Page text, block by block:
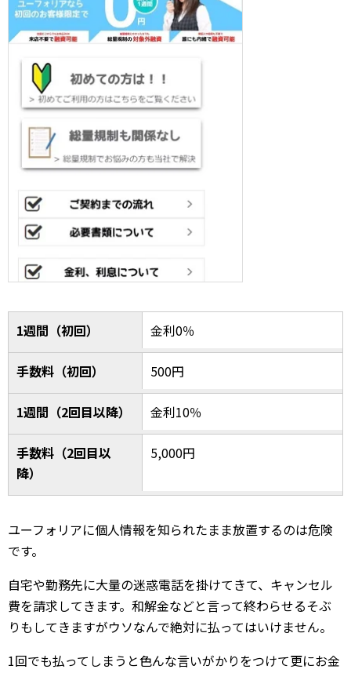
1週間（初回） 金利0％
手数料（初回） 500円
1週間（2回目以降） 金利10％
手数料（2回目以
降）
5,000円
ユーフォリアに個人情報を知られたまま放置するのは危険
です。
自宅や勤務先に大量の迷惑電話を掛けてきて、キャンセル
費を請求してきます。和解金などと言って終わらせるそぶ
りもしてきますがウソなんで絶対に払ってはいけません。
1回でも払ってしまうと色んな言いがかりをつけて更にお金